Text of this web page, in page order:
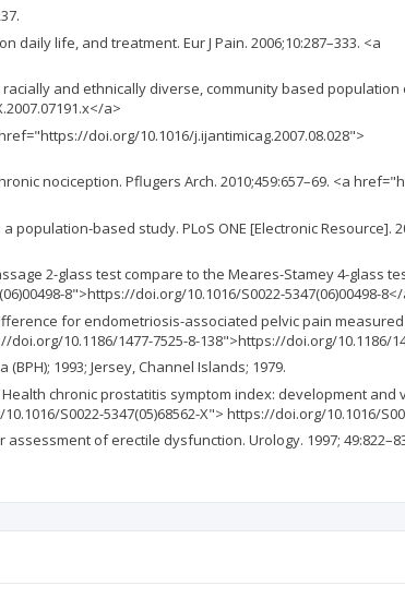
daily life, and treatment. Eur J Pain. 2006;10:287–333. <a
and ethnically diverse, community based population
a>
doi.org/10.1016/j.ijantimicag.2007.08.028">
nociception. Pflugers Arch. 2010;459:657–69. <a
based study. PLoS ONE [Electronic Resource].
2-glass test compare to the Meares-Stamey 4-glass
8">https://doi.org/10.1016/S0022-5347(06)00498-
for endometriosis-associated pelvic pain
10.1186/1477-7525-8-138">https://doi.org/10.1186/
1993; Jersey, Channel Islands; 1979.
Health chronic prostatitis symptom index: development
S0022-5347(05)68562-X"> https://doi.org/10.1016/
of erectile dysfunction. Urology. 1997;